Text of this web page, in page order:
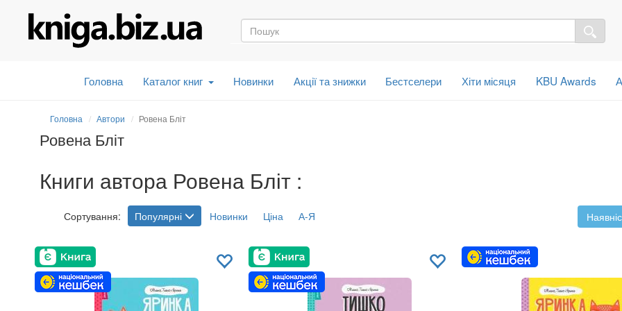
Головна Каталог книг Новинки Акції та знижки Бестселери Хіти місяця KBU Awards
Головна Автори Ровена Бліт
Ровена Бліт
Книги автора Ровена Бліт :
Сортування: Популярні Новинки Ціна А-Я